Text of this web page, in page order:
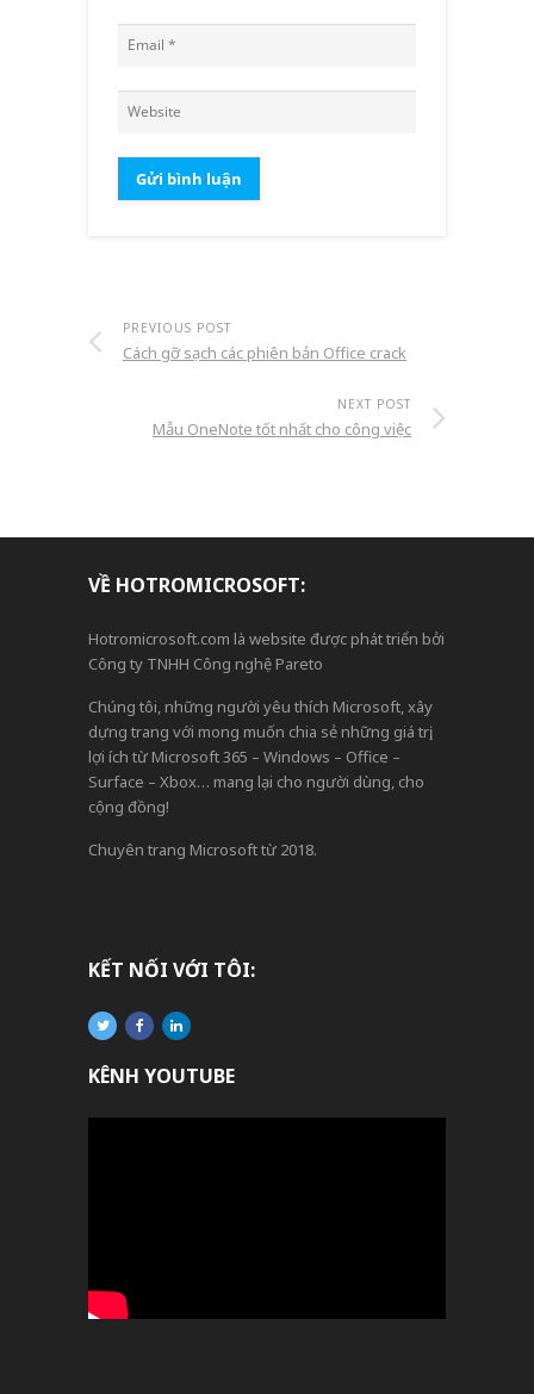
PREVIOUS POST
Cách gỡ sạch các phiên bản Office crack
NEXT POST
Mẫu OneNote tốt nhất cho công việc
VỀ HOTROMICROSOFT:
Hotromicrosoft.com là website được phát triển bởi
Công ty TNHH Công nghệ Pareto
Chúng tôi, những người yêu thích Microsoft, xây
dựng trang với mong muốn chia sẻ những giá trị,
lợi ích từ Microsoft 365 – Windows – Office –
Surface – Xbox… mang lại cho người dùng, cho
cộng đồng!
Chuyên trang Microsoft từ 2018.
KẾT NỐI VỚI TÔI:
KÊNH YOUTUBE